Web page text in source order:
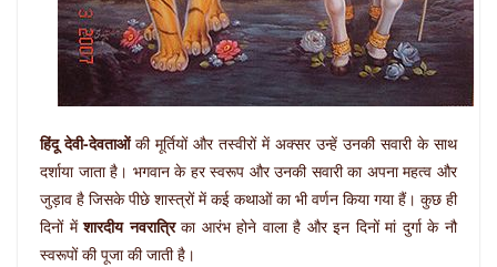
हिंदू देवी-देवताओंकी मूर्तियों और तस्‍वीरों में अक्‍सर उन्हें उनकी सवारी के साथ
दर्शाया जाता है। भगवान के हर स्‍वरूप और उनकी सवारी का अपना महत्‍व और
जुड़ाव है जिसके पीछे शास्‍त्रों में कई कथाओं का भी वर्णन किया गया हैं। कुछ ही
दिनों मेंशारदीय नवरात्रिका आरंभ होने वाला है और इन दिनों मां दुर्गा के नौ
स्‍वरूपों की पूजा की जाती है।